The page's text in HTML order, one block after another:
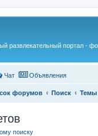
развлекательный портал -
Чат Объявления
форумов Поиск Темы
поиску